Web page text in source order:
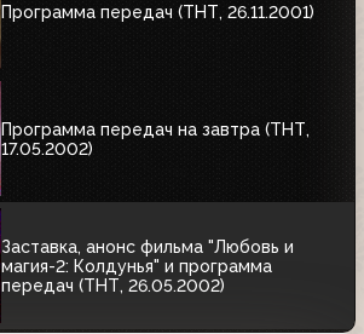
Программа передач (ТНТ, 26.11.2001)
Программа передач на завтра (ТНТ,
17.05.2002)
Заставка, анонс фильма "Любовь и
магия-2: Колдунья" и программа
передач (ТНТ, 26.05.2002)